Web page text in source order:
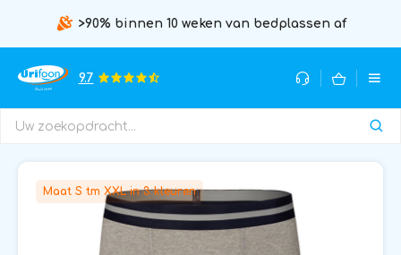
>90% binnen 10 weken van bedplassen af
9.7
Maat S tm XXL in 3 kleuren